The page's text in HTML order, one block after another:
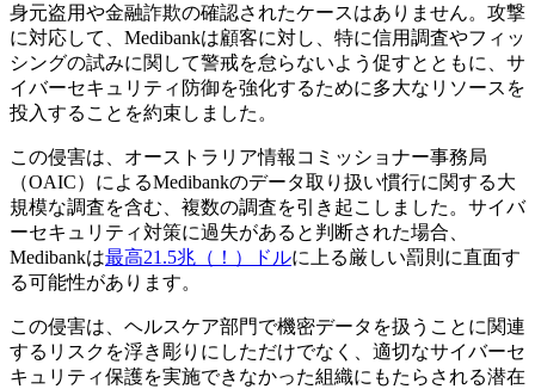
身元盗用や金融詐欺の確認されたケースはありません。攻撃
に対応して、Medibankは顧客に対し、特に信用調査やフィッ
シングの試みに関して警戒を怠らないよう促すとともに、サ
イバーセキュリティ防御を強化するために多大なリソースを
投入することを約束しました。
この侵害は、オーストラリア情報コミッショナー事務局
（OAIC）によるMedibankのデータ取り扱い慣行に関する大
規模な調査を含む、複数の調査を引き起こしました。サイバ
ーセキュリティ対策に過失があると判断された場合、
Medibankは最高21.5兆（！）ドルに上る厳しい罰則に直面す
る可能性があります。
この侵害は、ヘルスケア部門で機密データを扱うことに関連
するリスクを浮き彫りにしただけでなく、適切なサイバーセ
キュリティ保護を実施できなかった組織にもたらされる潜在